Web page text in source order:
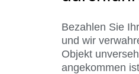
Bezahlen Sie
und wir
Objekt
angekommen